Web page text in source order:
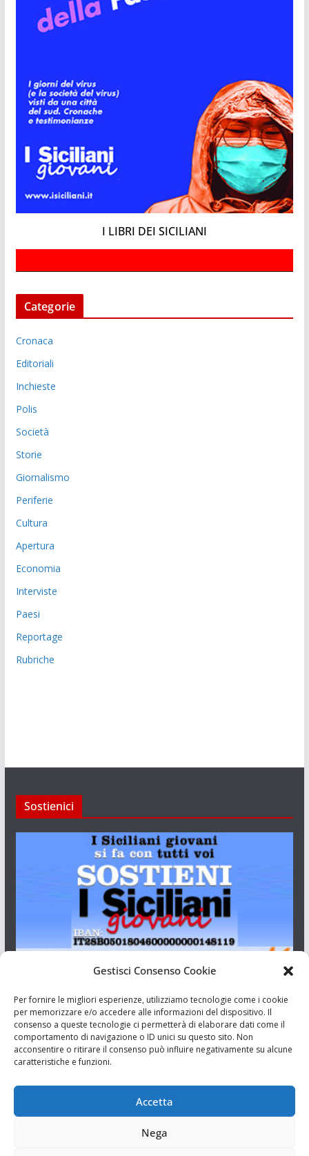
Gestisci Consenso Cookie
Per fornire le migliori esperienze, utilizziamo tecnologie come i cookie
per memorizzare e/o accedere alle informazioni del dispositivo. Il
consenso a queste tecnologie ci permetterà di elaborare dati come il
comportamento di navigazione o ID unici su questo sito. Non
acconsentire o ritirare il consenso può influire negativamente su alcune
caratteristiche e funzioni.
Accetta
Nega
I LIBRI DEI SICILIANI
Categorie
Cronaca
Editoriali
Inchieste
Polis
Società
Storie
Giornalismo
Periferie
Cultura
Apertura
Economia
Interviste
Paesi
Reportage
Rubriche
Sostienici
Aut. del tribunale di Catania n.23/2011 del 20/09/2011 Dir.
Resp. Riccardo Orioles.
Associazione Culturale I Siciliani Giovani
via Randazzo 27 Catania